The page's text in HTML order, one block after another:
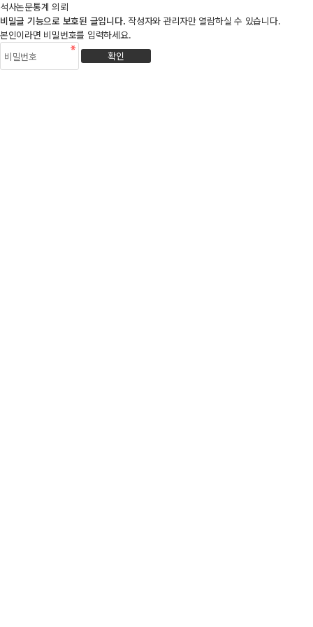
석사논문통계 의뢰
비밀글 기능으로 보호된 글입니다. 작성자와 관리자만 열람하실 수 있습니다.
본인이라면 비밀번호를 입력하세요.